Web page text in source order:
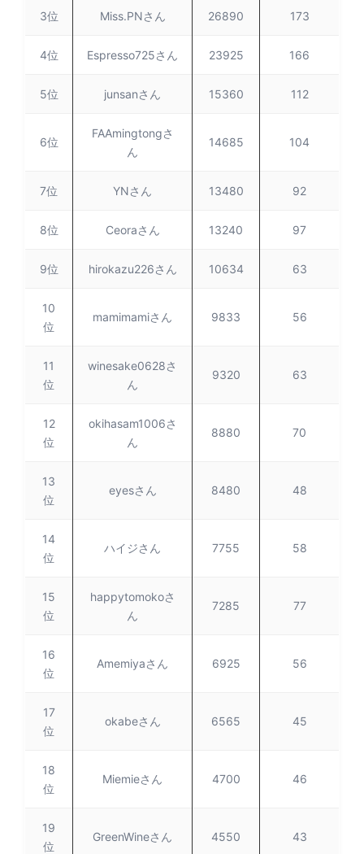
3位 Miss.PNさん 26890 173
4位 Espresso725さん 23925 166
5位 junsanさん 15360 112
6位
FAAmingtongさ
ん
14685 104
7位 YNさん 13480 92
8位 Ceoraさん 13240 97
9位 hirokazu226さん 10634 63
10
位
mamimamiさん 9833 56
11
位
winesake0628さ
ん
9320 63
12
位
okihasam1006さ
ん
8880 70
13
位
eyesさん 8480 48
14
位
ハイジさん 7755 58
15
位
happytomokoさ
ん
7285 77
16
位
Amemiyaさん 6925 56
17
位
okabeさん 6565 45
18
位
Miemieさん 4700 46
19
位
GreenWineさん 4550 43